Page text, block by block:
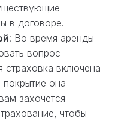
в договоре.
: Во время аренды
вопрос
страховка включена
она
захочется
чтобы